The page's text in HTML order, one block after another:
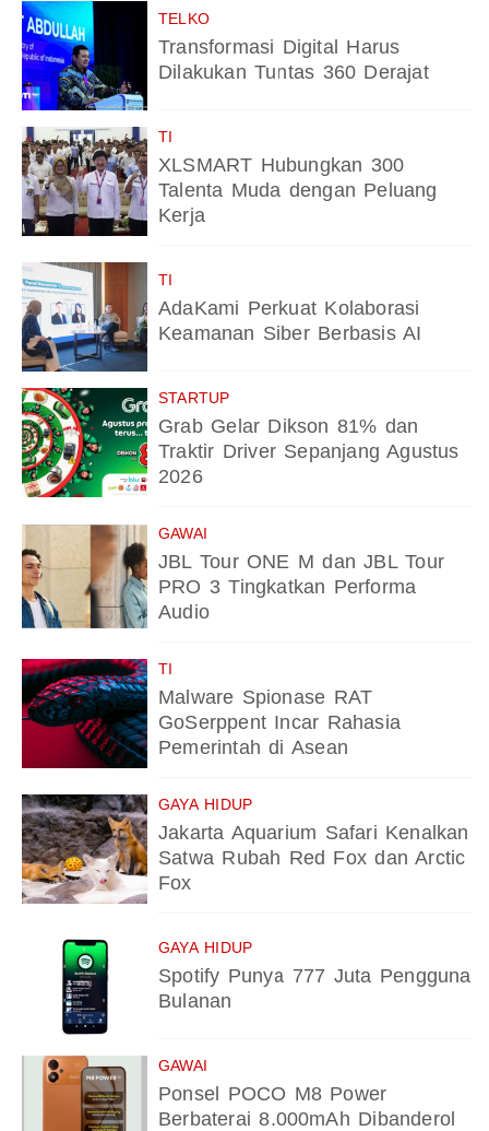
TELKO
Transformasi Digital Harus
Dilakukan Tuntas 360 Derajat
TI
XLSMART Hubungkan 300
Talenta Muda dengan Peluang
Kerja
TI
AdaKami Perkuat Kolaborasi
Keamanan Siber Berbasis AI
STARTUP
Grab Gelar Dikson 81% dan
Traktir Driver Sepanjang Agustus
2026
GAWAI
JBL Tour ONE M dan JBL Tour
PRO 3 Tingkatkan Performa
Audio
TI
Malware Spionase RAT
GoSerppent Incar Rahasia
Pemerintah di Asean
GAYA HIDUP
Jakarta Aquarium Safari Kenalkan
Satwa Rubah Red Fox dan Arctic
Fox
GAYA HIDUP
Spotify Punya 777 Juta Pengguna
Bulanan
GAWAI
Ponsel POCO M8 Power
Berbaterai 8.000mAh Dibanderol